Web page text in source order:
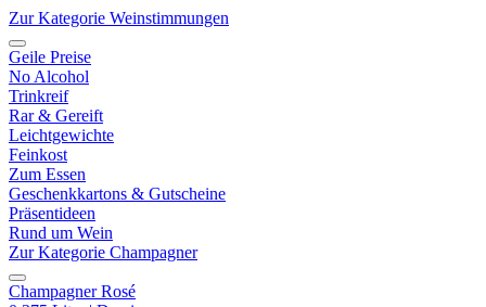
Zur Kategorie Weinstimmungen
Geile Preise
No Alcohol
Trinkreif
Rar & Gereift
Leichtgewichte
Feinkost
Zum Essen
Geschenkkartons & Gutscheine
Präsentideen
Rund um Wein
Zur Kategorie Champagner
Champagner Rosé